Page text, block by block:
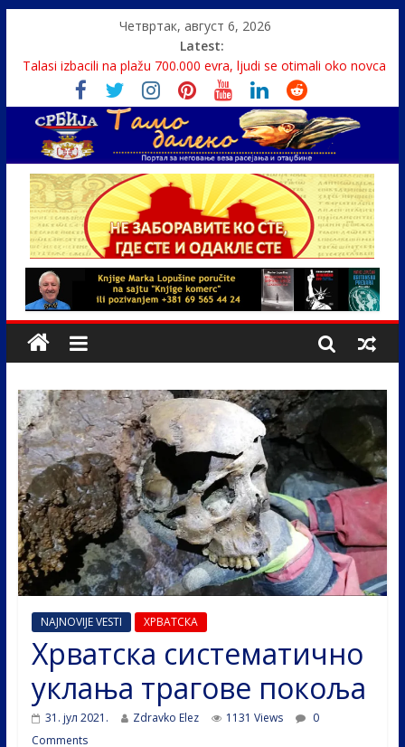
Четвртак, август 6, 2026
Latest:
Monasi spasili dete sa litice visoke 15 metara
Talasi izbacili na plažu 700.000 evra, ljudi se otimali oko novca
Srbin zaspao na Dunavu, reka ga odnela u Rumuniju
Politika i seks glavne teme srpskih medija
U Srbiji pola miliona migranata, 100 000 stranaca se zaposlilo
NAJNOVIJE VESTI ХРВАТСКА
Хрватска систематично
уклања трагове покоља
31. јул 2021. Zdravko Elez 1131 Views
0
Comments